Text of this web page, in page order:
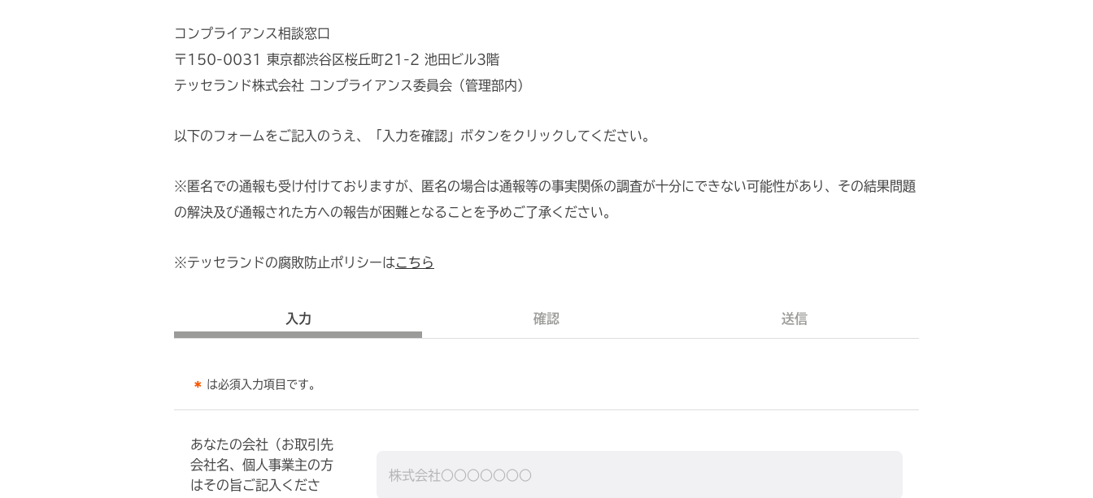
コンプライアンス相談窓口
〒150-0031 東京都渋谷区桜丘町21-2 池田ビル3階
テッセランド株式会社 コンプライアンス委員会（管理部内）
以下のフォームをご記入のうえ、「入力を確認」ボタンをクリックしてください。
※匿名での通報も受け付けておりますが、匿名の場合は通報等の事実関係の調査が⼗分にできない可能性があり、その結果問題
の解決及び通報された⽅への報告が困難となることを予めご了承ください。
※テッセランドの腐敗防止ポリシーはこちら
入力 確認 送信
は必須入力項目です。
あなたの会社（お取引先
会社名、個人事業主の⽅
はその旨ご記入くださ